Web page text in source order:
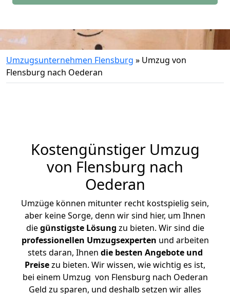
Umzugsunternehmen Flensburg » Umzug von
Flensburg nach Oederan
Kostengünstiger Umzug
von Flensburg nach
Oederan
Umzüge können mitunter recht kostspielig sein,
aber keine Sorge, denn wir sind hier, um Ihnen
diegünstigste Lösung zu bieten. Wir sind die
professionellen Umzugsexperten und arbeiten
stets daran, Ihnen die besten Angebote und
Preisezu bieten. Wir wissen, wie wichtig es ist,
bei einem Umzug von Flensburg nach Oederan
Geld zu sparen, und deshalb setzen wir alles